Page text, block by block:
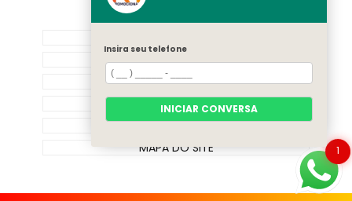
SOBRE NÓS
PRODUTOS
CATEGORIAS
CONTATO
MAPA DO SITE
1
Insira seu telefone
INICIAR CONVERSA